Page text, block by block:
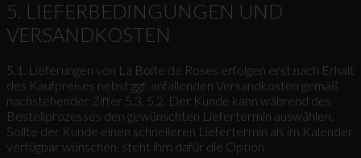
5. LIEFERBEDINGUNGEN UND
VERSANDKOSTEN
5.1. Lieferungen von La Boite de Roses erfolgen erst nach Erhalt
des Kaufpreises nebst ggf. anfallenden Versandkosten gemäß
nachstehender Ziffer 5.3. 5.2. Der Kunde kann während des
Bestellprozesses den gewünschten Liefertermin auswählen.
Sollte der Kunde einen schnelleren Liefertermin als im Kalender
verfügbar wünschen, steht ihm dafür die Option